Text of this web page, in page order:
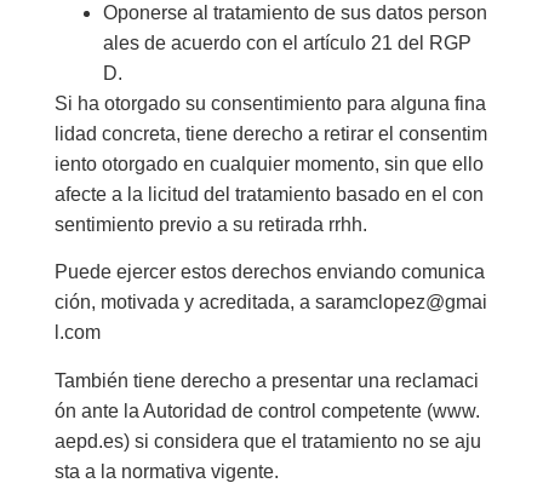
Oponerse al tratamiento de sus datos person
ales de acuerdo con el artículo 21 del RGP
D.
Si ha otorgado su consentimiento para alguna fina
lidad concreta, tiene derecho a retirar el consentim
iento otorgado en cualquier momento, sin que ello
afecte a la licitud del tratamiento basado en el con
sentimiento previo a su retirada rrhh.
Puede ejercer estos derechos enviando comunica
ción, motivada y acreditada, a saramclopez@gmai
l.com
También tiene derecho a presentar una reclamaci
ón ante la Autoridad de control competente (www.
aepd.es) si considera que el tratamiento no se aju
sta a la normativa vigente.